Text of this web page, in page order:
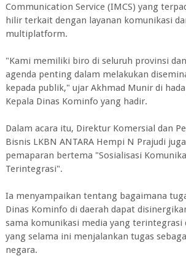
Communication Service (IMCS) yang
hilir terkait dengan layanan komunikasi
multiplatform.
"Kami memiliki biro di seluruh provinsi
agenda penting dalam melakukan
kepada publik," ujar Akhmad Munir di
Kepala Dinas Kominfo yang hadir.
Dalam acara itu, Direktur Komersial dan
Bisnis LKBN ANTARA Hempi N Prajudi
pemaparan bertema "Sosialisasi
Terintegrasi".
Ia menyampaikan tentang bagaimana
Dinas Kominfo di daerah dapat
sama komunikasi media yang terintegrasi
yang selama ini menjalankan tugas
negara.